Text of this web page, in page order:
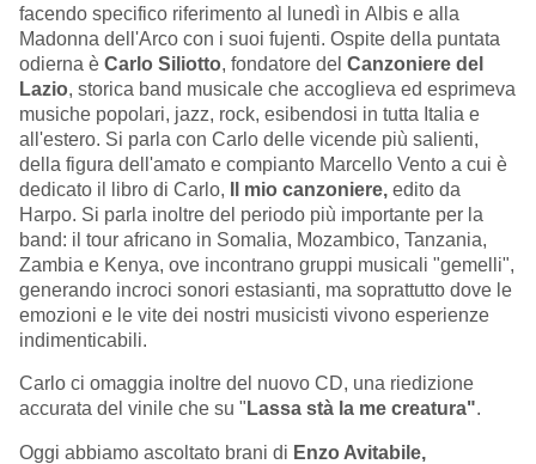
facendo specifico riferimento al lunedì in Albis e alla
Madonna dell'Arco con i suoi fujenti. Ospite della puntata
odierna è Carlo Siliotto, fondatore del Canzoniere del
Lazio, storica band musicale che accoglieva ed esprimeva
musiche popolari, jazz, rock, esibendosi in tutta Italia e
all'estero. Si parla con Carlo delle vicende più salienti,
della figura dell'amato e compianto Marcello Vento a cui è
dedicato il libro di Carlo,
Il mio canzoniere, edito da
Harpo. Si parla inoltre del periodo più importante per la
band: il tour africano in Somalia, Mozambico, Tanzania,
Zambia e Kenya, ove incontrano gruppi musicali "gemelli",
generando incroci sonori estasianti, ma soprattutto dove le
emozioni e le vite dei nostri musicisti vivono esperienze
indimenticabili.
Carlo ci omaggia inoltre del nuovo CD, una riedizione
accurata del vinile che su " Lassa stà la me creatura".
Oggi abbiamo ascoltato brani di Enzo Avitabile,